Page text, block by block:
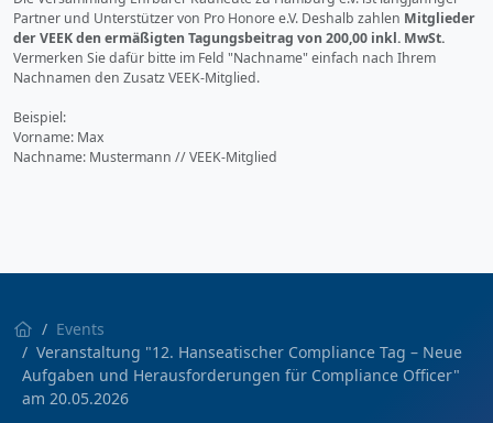
Partner und Unterstützer von Pro Honore e.V. Deshalb zahlen Mitglieder
der VEEK den ermäßigten Tagungsbeitrag von 200,00 inkl. MwSt.
Vermerken Sie dafür bitte im Feld "Nachname" einfach nach Ihrem
Nachnamen den Zusatz VEEK-Mitglied.
Beispiel:
Vorname: Max
Nachname: Mustermann // VEEK-Mitglied
Events
Veranstaltung "12. Hanseatischer Compliance Tag – Neue
Aufgaben und Herausforderungen für Compliance Officer"
am 20.05.2026